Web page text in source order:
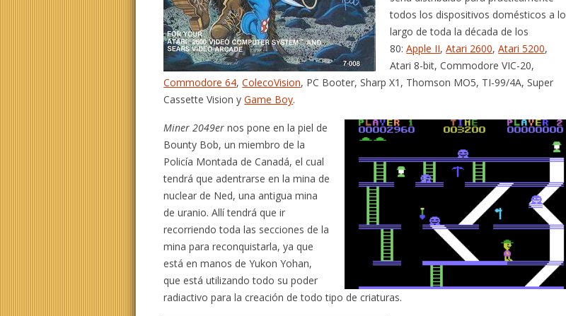
todos los dispositivos domésticos a lo
largo de toda la década de los
80:Apple II,Atari 2600,Atari 5200,
Atari 8-bit, Commodore VIC-20,
Commodore 64,ColecoVision, PC Booter, Sharp X1, Thomson MO5, TI-99/4A, Super
Cassette Vision yGame Boy.
Miner 2049er nos pone en la piel de
Bounty Bob, un miembro de la
Policía Montada de Canadá, el cual
tendrá que adentrarse en la mina de
nuclear de Ned, una antigua mina
de uranio. Allí tendrá que ir
recorriendo toda las secciones de la
mina para reconquistarla, ya que
está en manos de Yukon Yohan,
que está utilizando todo su poder
radiactivo para la creación de todo tipo de criaturas.